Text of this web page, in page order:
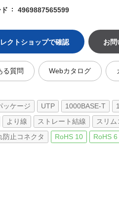
4969887565599
クトショップで確認 お問
る質問 Webカタログ
ッケージ UTP 1000BASE-T
より線 ストレート結線 スリム
防止コネクタ RoHS 10 RoHS 6